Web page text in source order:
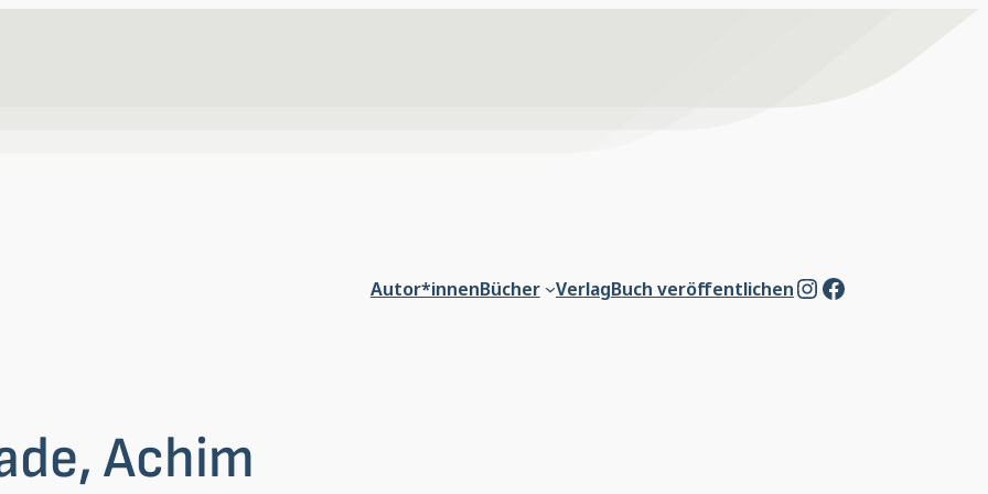
Autor*innenBücher VerlagBuch veröffentlichenInstagram
Facebook
Achim